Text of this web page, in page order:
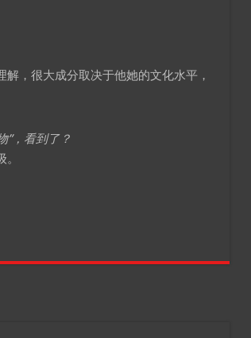
，很大成分取决于他她的文化水平，
”，看到了？